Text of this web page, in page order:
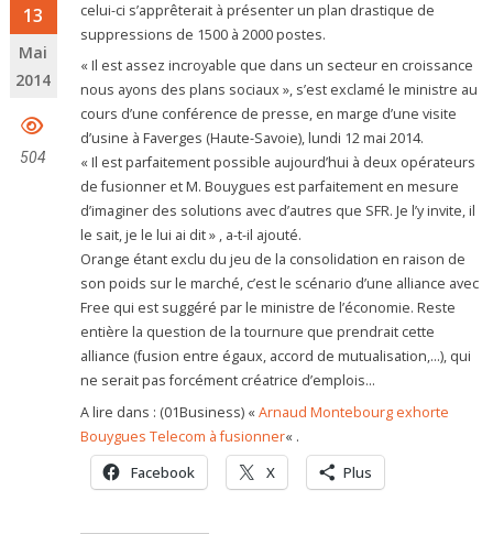
13
Mai
2014
504
celui-ci s’apprêterait à présenter un plan drastique de
suppressions de 1500 à 2000 postes.
« Il est assez incroyable que dans un secteur en croissance
nous ayons des plans sociaux », s’est exclamé le ministre au
cours d’une conférence de presse, en marge d’une visite
d’usine à Faverges (Haute-Savoie), lundi 12 mai 2014.
« Il est parfaitement possible aujourd’hui à deux opérateurs
de fusionner et M. Bouygues est parfaitement en mesure
d’imaginer des solutions avec d’autres que SFR. Je l’y invite, il
le sait, je le lui ai dit » , a-t-il ajouté.
Orange étant exclu du jeu de la consolidation en raison de
son poids sur le marché, c’est le scénario d’une alliance avec
Free qui est suggéré par le ministre de l’économie. Reste
entière la question de la tournure que prendrait cette
alliance (fusion entre égaux, accord de mutualisation,…), qui
ne serait pas forcément créatrice d’emplois…
A lire dans : (01Business) «Arnaud Montebourg exhorte
Bouygues Telecom à fusionner« .
Facebook X Plus